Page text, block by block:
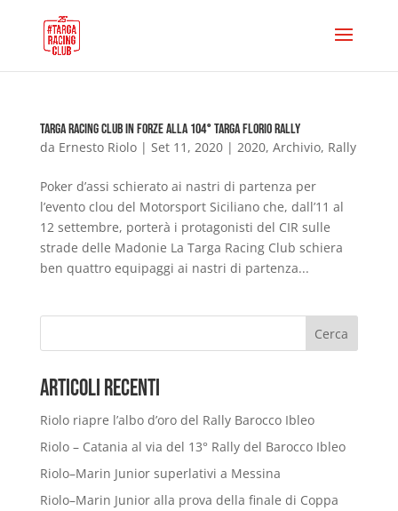
Targa Racing Club in forze alla 104° Targa Florio Rally
da Ernesto Riolo| Set 11, 2020| 2020, Archivio, Rally
Poker d’assi schierato ai nastri di partenza per
l’evento clou del Motorsport Siciliano che, dall’11 al
12 settembre, porterà i protagonisti del CIR sulle
strade delle Madonie La Targa Racing Club schiera
ben quattro equipaggi ai nastri di partenza...
Cerca
Articoli Recenti
Riolo riapre l’albo d’oro del Rally Barocco Ibleo
Riolo – Catania al via del 13° Rally del Barocco Ibleo
Riolo–Marin Junior superlativi a Messina
Riolo–Marin Junior alla prova della finale di Coppa